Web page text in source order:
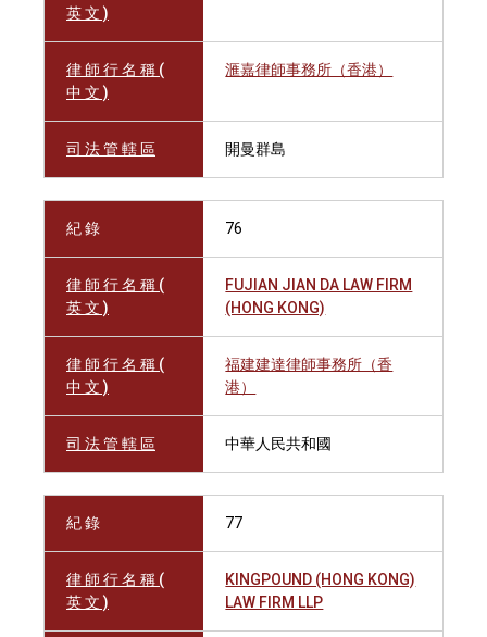
英 文 )
律 師 行 名 稱 (
中 文 )
滙嘉律師事務所（香港）
司 法 管 轄 區 開曼群島
紀 錄 76
律 師 行 名 稱 (
英 文 )
FUJIAN JIAN DA LAW FIRM
(HONG KONG)
律 師 行 名 稱 (
中 文 )
福建建達律師事務所（香
港）
司 法 管 轄 區 中華人民共和國
紀 錄 77
律 師 行 名 稱 (
英 文 )
KINGPOUND (HONG KONG)
LAW FIRM LLP